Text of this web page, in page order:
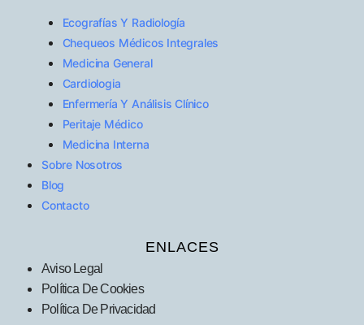
Ecografías Y Radiología
Chequeos Médicos Integrales
Medicina General
Cardiologia
Enfermería Y Análisis Clínico
Peritaje Médico
Medicina Interna
Sobre Nosotros
Blog
Contacto
ENLACES
Aviso Legal
Política De Cookies
Política De Privacidad